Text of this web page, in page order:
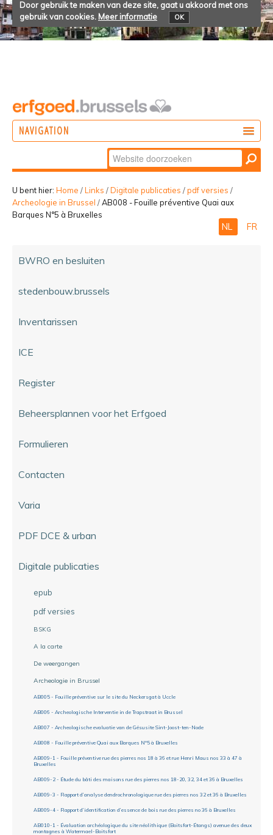
Door gebruik te maken van deze site, gaat u akkoord met ons
gebruik van cookies. Meer informatie OK
NAVIGATION
BELEVEN
Zoek
Geavanceerd
zoeken...
U bent hier: Home /Links /Digitale publicaties /pdf versies /
Archeologie in Brussel /AB008 - Fouille préventive Quai aux
Barques N°5 à Bruxelles
NL FR
BWRO en besluiten
stedenbouw.brussels
Inventarissen
ICE
Register
Beheersplannen voor het Erfgoed
Formulieren
Contacten
Varia
PDF DCE & urban
Digitale publicaties
epub
pdf versies
BSKG
A la carte
De weergangen
Archeologie in Brussel
AB005 - Fouille préventive sur le site du Neckersgat à Uccle
AB006 - Archeologische Interventie in de Trapstraat in Brussel
AB007 - Archeologische evaluatie van de Gésusite Sint-Joost-ten-Node
AB008 - Fouille préventive Quai aux Barques N°5 à Bruxelles
AB009-1 - Fouille préventive rue des pierres nos 18 à 36 et rue Henri Maus nos 33 à 47 à
Bruxelles
AB009-2 - Étude du bâti des maisons rue des pierres nos 18-20, 32, 34 et 36 à Bruxelles
AB009-3 - Rapport d’analyse dendrochronologique rue des pierres nos 32 et 36 à Bruxelles
AB009-4 - Rapport d’identification d’essence de bois rue des pierres no 36 à Bruxelles
AB010-1 - Évaluation archéologique du site néolithique (Boitsfort-Étangs) avenue des deux
montagnes à Watermael-Boitsfort